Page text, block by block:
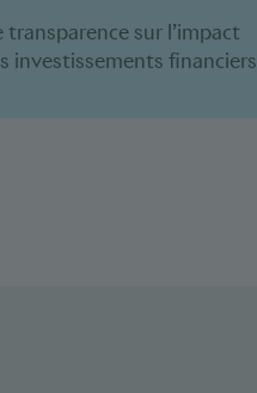
transparence sur l’impact
investissements financiers